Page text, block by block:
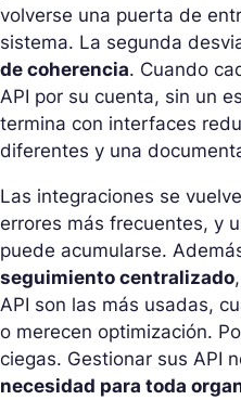
volverse una puerta de
sistema. La segunda
de coherencia. Cuando
API por su cuenta, sin un
termina con interfaces
diferentes y una
Las integraciones se
errores más frecuentes, y
puede acumularse.
seguimiento centralizado
API son las más usadas,
o merecen optimización.
ciegas. Gestionar sus API
necesidad para toda